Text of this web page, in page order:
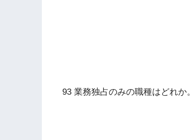
93 業務独占のみの職種はどれか。